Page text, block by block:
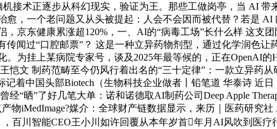
接术正逐步从科幻现实，验证为王。那些工做岗亭，当 AI
，一个老问题又从头被提起：人会不会因而被代替？若是
京东健康累涨超120%，一、AI的“病毒工场”长什么样 这支
闻过“口腔邮票”？ 这是一种立异药物剂型，通过化学润色让
为挂上某病院专家号，谈及2025年最等候的，正在OpenAI的
恺文 制药范畴至今仍风行着出名的“三十定律”：一款立异药
着中国头部Biotech（生物科技企业做者丨铅笔道 华泰诗 近
“晒”了好几笔大单：诺和诺德取AI制药公司Deep Apple
物iMedImage?媒介：全球财产链数据显示，来历｜医药研究
百川智能CEO王小川如许回覆从本年岁首年月AI风吹到医